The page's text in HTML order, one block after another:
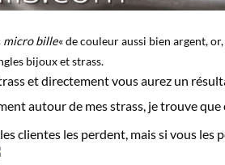
micro bille« de couleur aussi bien argent,
bijoux et strass.
et directement vous aurez un
autour de mes strass, je trouve
clientes les perdent, mais si vous les